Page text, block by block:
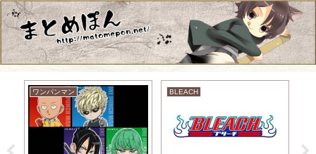
ワンパンマン BLEACH